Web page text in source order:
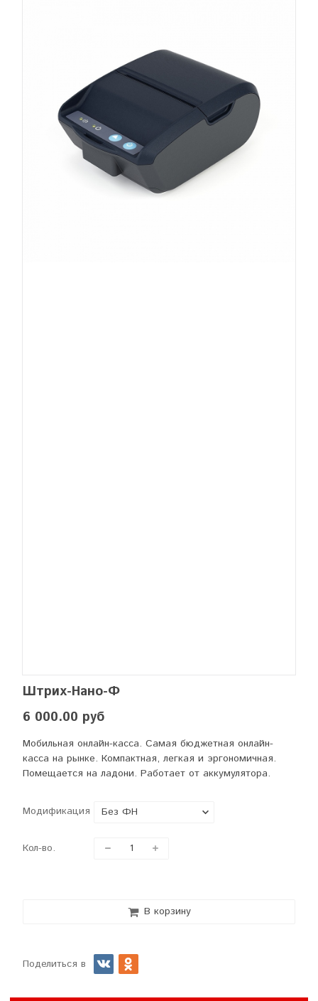
Штрих-Нано-Ф
6 000.00 руб
Мобильная онлайн-касса. Самая бюджетная онлайн-
касса на рынке. Компактная, легкая и эргономичная.
Помещается на ладони. Работает от аккумулятора.
Модификация
Кол-во.
В корзину
Поделиться в